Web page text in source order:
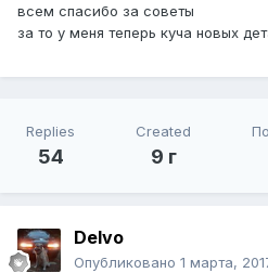
всем спасибо за советы
за то у меня теперь куча новых
Replies
54
Created
9 г
Delvo
Опубликовано 1 марта,